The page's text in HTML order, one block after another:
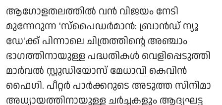
ആഗോളതലത്തിൽ വൻ വിജയം നേടി
മുന്നേറുന്ന 'സ്‌പൈഡർമാൻ: ബ്രാൻഡ് ന്യൂ
ഡേ'ക്ക് പിന്നാലെ ചിത്രത്തിന്റെ അഞ്ചാം
ഭാഗത്തിനായുള്ള പദ്ധതികൾ വെളിപ്പെടുത്തി
മാർവൽ സ്റ്റുഡിയോസ് മേധാവി കെവിൻ
ഫൈഗി. പീറ്റർ പാർക്കറുടെ അടുത്ത സിനിമാ
അധ്യായത്തിനായുള്ള ചർച്ചകളും ആദ്യഘട്ട